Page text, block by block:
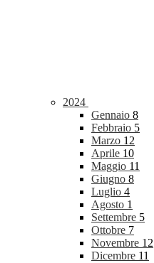
2024
Gennaio 8
Febbraio 5
Marzo 12
Aprile 10
Maggio 11
Giugno 8
Luglio 4
Agosto 1
Settembre 5
Ottobre 7
Novembre 12
Dicembre 11